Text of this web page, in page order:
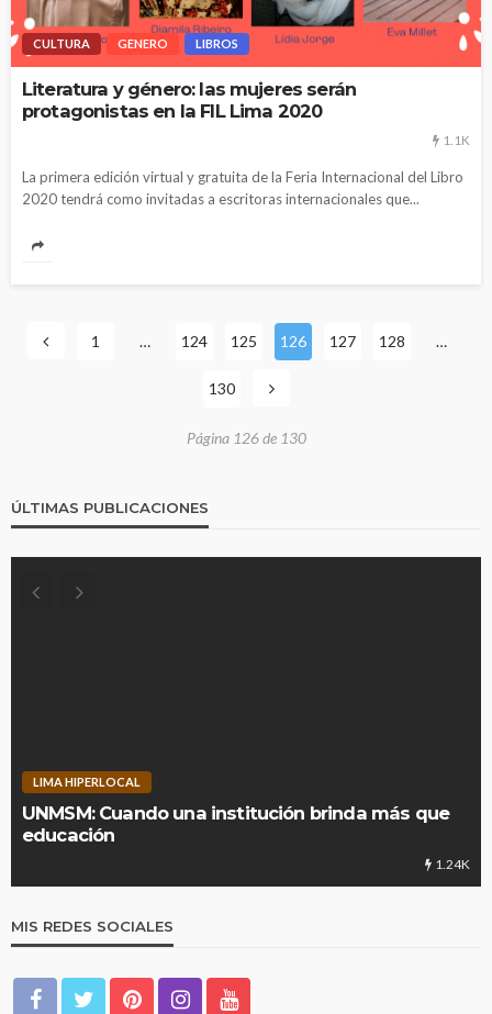
CULTURA GENERO LIBROS
Literatura y género: las mujeres serán
protagonistas en la FIL Lima 2020
1.1K
La primera edición virtual y gratuita de la Feria Internacional del Libro
2020 tendrá como invitadas a escritoras internacionales que...
1 … 124 125 126 127 128 …
130
Página 126 de 130
ÚLTIMAS PUBLICACIONES
LIMA HIPERLOCAL
UNMSM: Cuando una institución brinda más que
educación
1.24K
MIS REDES SOCIALES